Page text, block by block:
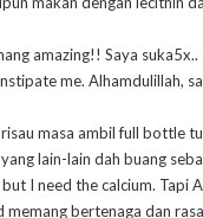
amazing!! Saya
me. Alhamdulillah,
masa ambil full bottle
lain-lain dah buang
I need the calcium. Tapi
memang bertenaga dan